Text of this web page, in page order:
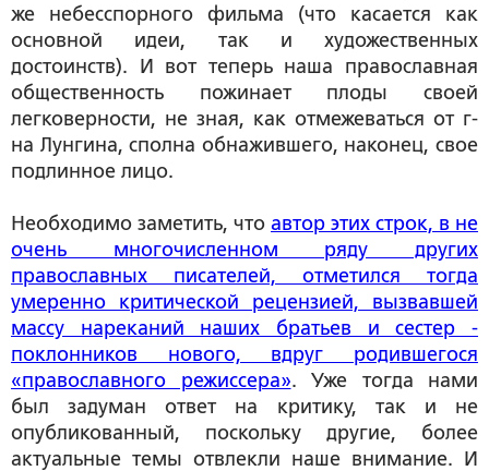
же небесспорного фильма (что касается как
основной идеи, так и художественных
достоинств). И вот теперь наша православная
общественность пожинает плоды своей
легковерности, не зная, как отмежеваться от г-
на Лунгина, сполна обнажившего, наконец, свое
подлинное лицо.
Необходимо заметить, что автор этих строк, в не
очень многочисленном ряду других
православных писателей, отметился тогда
умеренно критической рецензией, вызвавшей
массу нареканий наших братьев и сестер -
поклонников нового, вдруг родившегося
«православного режиссера». Уже тогда нами
был задуман ответ на критику, так и не
опубликованный, поскольку другие, более
актуальные темы отвлекли наше внимание. И